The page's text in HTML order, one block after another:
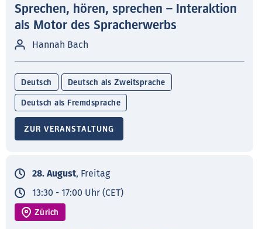
Sprechen, hören, sprechen – Interaktion
als Motor des Spracherwerbs
Hannah Bach
Deutsch Deutsch als Zweitsprache
Deutsch als Fremdsprache
ZUR VERANSTALTUNG
28. August, Freitag
13:30 - 17:00 Uhr (CET)
Zürich